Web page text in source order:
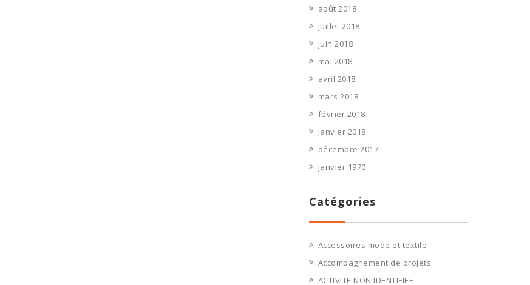
août 2018
juillet 2018
juin 2018
mai 2018
avril 2018
mars 2018
février 2018
janvier 2018
décembre 2017
janvier 1970
Catégories
Accessoires mode et textile
Accompagnement de projets
ACTIVITE NON IDENTIFIEE